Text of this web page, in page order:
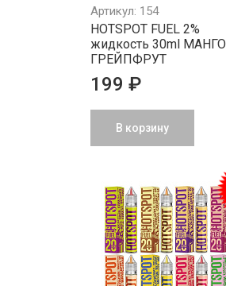
Артикул: 154
HOTSPOT FUEL 2%
жидкость 30ml МАНГО
ГРЕЙПФРУТ
199 ₽
В корзину